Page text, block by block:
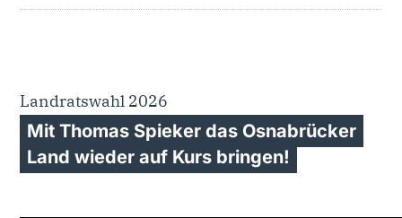
Landratswahl 2026
Mit Thomas Spieker das Osnabrücker
Land wieder auf Kurs bringen!